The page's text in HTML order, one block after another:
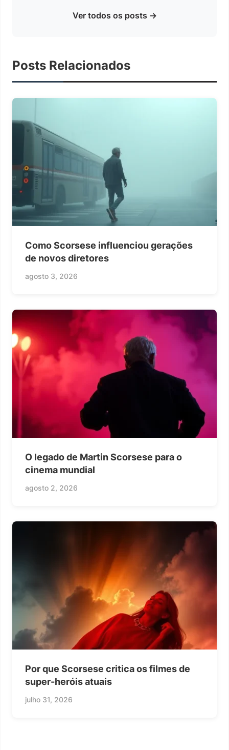
Ver todos os posts →
Posts Relacionados
Como Scorsese influenciou gerações
de novos diretores
agosto 3, 2026
O legado de Martin Scorsese para o
cinema mundial
agosto 2, 2026
Por que Scorsese critica os filmes de
super-heróis atuais
julho 31, 2026